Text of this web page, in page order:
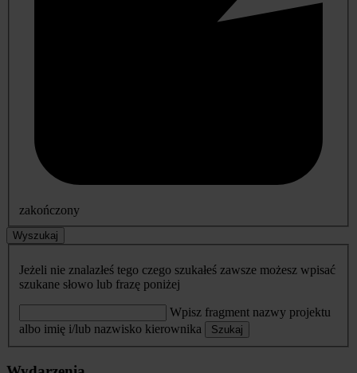
zakończony
Wyszukaj
Jeżeli nie znalazłeś tego czego szukałeś zawsze możesz wpisać
szukane słowo lub frazę poniżej
Wpisz fragment nazwy projektu
albo imię i/lub nazwisko kierownika
Szukaj